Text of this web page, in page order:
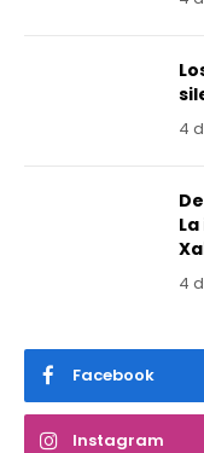
4
4
Facebook
Instagram